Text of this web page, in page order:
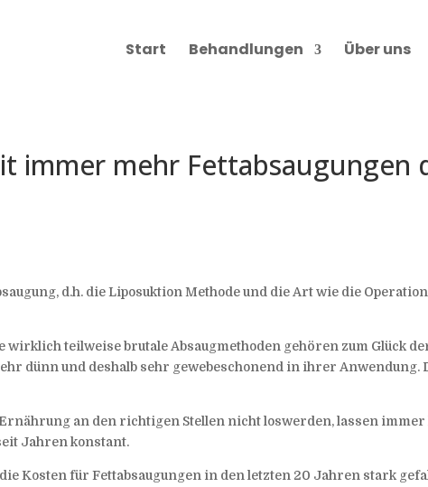
Start Behandlungen Über uns
immer mehr Fettabsaugungen
d.h. die Liposuktion Methode und die Art wie die
wirklich teilweise brutale Absaugmethoden gehören zum Glück
dünn und deshalb sehr gewebeschonend in ihrer Anwendung.
an den richtigen Stellen nicht loswerden, lassen
Jahren konstant.
Kosten für Fettabsaugungen in den letzten 20 Jahren stark